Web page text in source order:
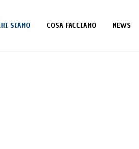
SIAMO COSA FACCIAMO NEWS